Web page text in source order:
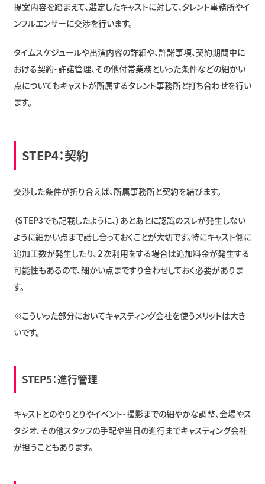
提案内容を踏まえて、選定したキャストに対して、タレント事務所やイ
ンフルエンサーに交渉を行います。
タイムスケジュールや出演内容の詳細や、許諾事項、契約期間中に
おける契約・許諾管理、その他付帯業務といった条件などの細かい
点についてもキャストが所属するタレント事務所と打ち合わせを行い
ます。
STEP4：契約
交渉した条件が折り合えば、所属事務所と契約を結びます。
（STEP3でも記載したように、）あとあとに認識のズレが発生しない
ように細かい点まで話し合っておくことが大切です。特にキャスト側に
追加工数が発生したり、２次利用をする場合は追加料金が発生する
可能性もあるので、細かい点まですり合わせしておく必要がありま
す。
※こういった部分においてキャスティング会社を使うメリットは大き
いです。
STEP5：進行管理
キャストとのやりとりやイベント・撮影までの細やかな調整、会場やス
タジオ、その他スタッフの手配や当日の進行までキャスティング会社
が担うこともあります。